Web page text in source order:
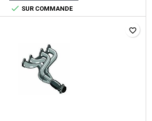
 SUR COMMANDE
favorite_border